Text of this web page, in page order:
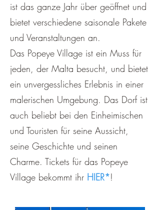
ist das ganze Jahr über geöffnet und
bietet verschiedene saisonale Pakete
und Veranstaltungen an.
Das Popeye Village ist ein Muss für
jeden, der Malta besucht, und bietet
ein unvergessliches Erlebnis in einer
malerischen Umgebung. Das Dorf ist
auch beliebt bei den Einheimischen
und Touristen für seine Aussicht,
seine Geschichte und seinen
Charme. Tickets für das Popeye
Village bekommt ihr HIER*!